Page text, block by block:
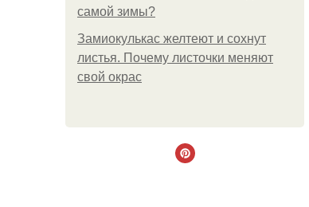
самой зимы?
Замиокулькас желтеют и сохнут
листья. Почему листочки меняют
свой окрас